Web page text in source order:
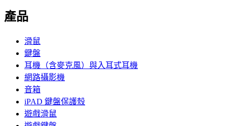
產品
滑鼠
鍵盤
耳機（含麥克風）與入耳式耳機
網路攝影機
音箱
iPAD 鍵盤保護殼
遊戲滑鼠